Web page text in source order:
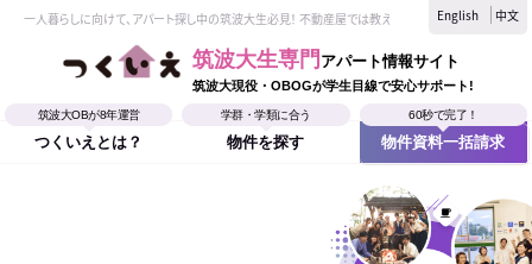
一人暮らしに向けて、アパート探し中の筑波大生必見！ 不動産屋では教えてくれない、筑波大生なら
English 中文
筑波大生専門 アパート情報サイト
筑波大現役・OBOGが学生目線で安心サポート!
筑波大OBが8年運営
つくいえとは？
学群・学類に合う
物件を探す
60秒で完了！
物件資料一括請求